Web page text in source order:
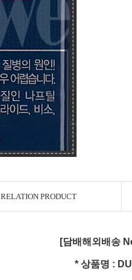
RELATION PRODUCT
[담배해외배송
* 상품명 :